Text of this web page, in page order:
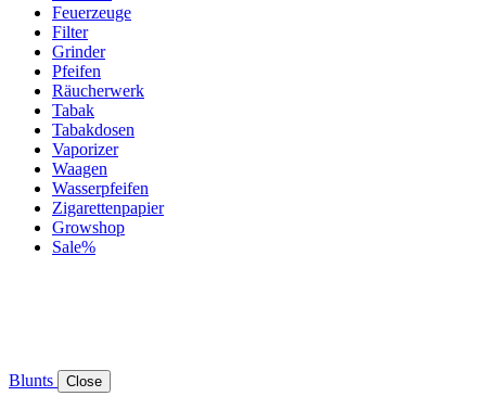
Feuerzeuge
Filter
Grinder
Pfeifen
Räucherwerk
Tabak
Tabakdosen
Vaporizer
Waagen
Wasserpfeifen
Zigarettenpapier
Growshop
Sale%
Blunts Close